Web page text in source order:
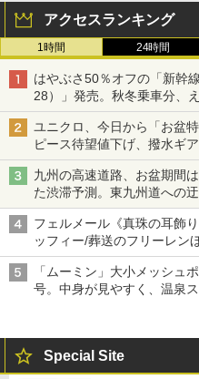
アクセスランキング
1時間 24時間
はやぶさ50％オフの「新幹
28）」発売。秋冬乗車分、
ユニクロ、今日から「お盆
ピース待望値下げ、撥水ギ
九州の高速道路、お盆期間
た渋滞予測。東九州道への
フェルメール《真珠の耳飾
ッフィー/葬送のフリーレン
「ムーミン」大小メッシュ
号。中身が見やすく、温泉
Special Site